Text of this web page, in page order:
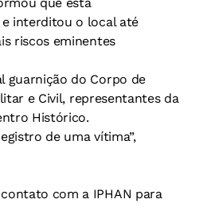
interditou o local até
riscos eminentes
guarnição do Corpo de
e Civil, representantes da
Histórico.
de uma vítima”,
com a IPHAN para